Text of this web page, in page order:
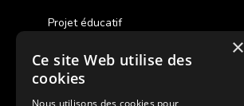
Projet éducatif
Des colonies de vacances inclusives
Assurances annulations
×
Ce site Web utilise des
cookies
Nous utilisons des cookies pour